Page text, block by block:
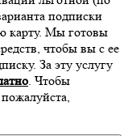
подписки
карту. Мы готовы
чтобы вы с ее
За эту услугу
. Чтобы